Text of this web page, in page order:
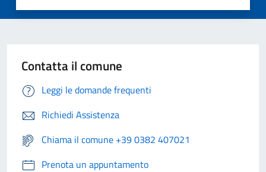
Contatta il comune
Leggi le domande frequenti
Richiedi Assistenza
Chiama il comune +39 0382 407021
Prenota un appuntamento